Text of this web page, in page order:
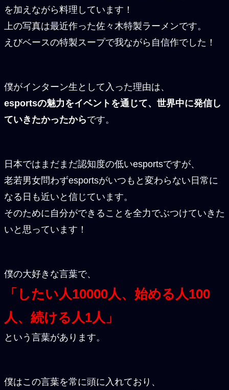
を加えながら料理しています！
上の写真は最近作った佐々木特製ラーメンです。
えびベースの特製スープで我ながら自信作でした！
僕がインターン生として入った理由は、
esportsの魅力をイベントを通じて、世界中に発信し
ていきたかったからです。
日本ではまだまだ認知度の低いesportsですが、
老若男女問わずesportsがいつもと変わらない日常に
なる日も近いと信じています。
そのために自分ができることを全力でぶつけていきた
いと思っています！
僕の大好きな言葉で、
「したい人10000人、始める人100
人、続ける人1人」
という言葉があります。
僕はこの言葉を常に頭に入れており、